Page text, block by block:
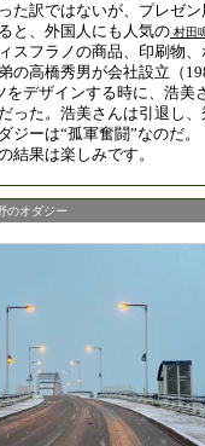
た訳ではないが、プレゼ
と、外国人にも人気の 村田
スフラノの商品、印刷物
の高橋秀男が会社設立（
をデザインする時に、浩
った。浩美さんは引退し、
ジーは“孤軍奮闘”なのだ。
結果は楽しみです。
のオダジー